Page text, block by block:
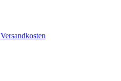
Versandkosten